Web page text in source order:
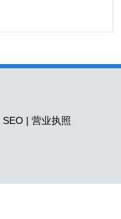
SEO |营业执照